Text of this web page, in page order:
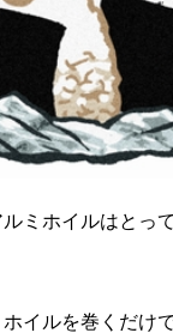
ミホイルはとっ
イルを巻くだけ